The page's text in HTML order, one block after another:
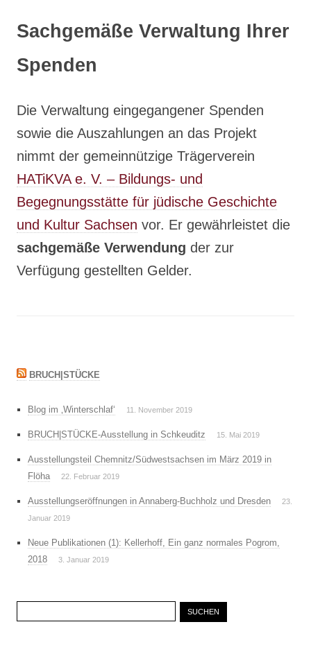
Sachgemäße Verwaltung Ihrer
Spenden
Die Verwaltung eingegangener Spenden
sowie die Auszahlungen an das Projekt
nimmt der gemeinnützige Trägerverein
HATiKVA e. V. – Bildungs- und
Begegnungsstätte für jüdische Geschichte
und Kultur Sachsen vor. Er gewährleistet die
sachgemäße Verwendung der zur
Verfügung gestellten Gelder.
BRUCH|STÜCKE
Blog im ‚Winterschlaf‘ 11. November 2019
BRUCH|STÜCKE-Ausstellung in Schkeuditz 15. Mai 2019
Ausstellungsteil Chemnitz/Südwestsachsen im März 2019 in
Flöha
22. Februar 2019
Ausstellungseröffnungen in Annaberg-Buchholz und Dresden
23.
Januar 2019
Neue Publikationen (1): Kellerhoff, Ein ganz normales Pogrom,
2018
3. Januar 2019